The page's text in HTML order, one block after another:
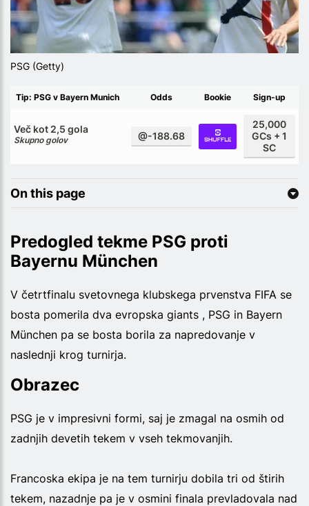
PSG (Getty)
Tip: PSG v Bayern Munich Odds Bookie Sign-up
Več kot 2,5 gola
Skupno golov @-188.68
25,000
GCs + 1
SC
On this page
Predogled tekme PSG proti
Bayernu München
V četrtfinalu svetovnega klubskega prvenstva FIFA se
bosta pomerila dva evropska giants , PSG in Bayern
München pa se bosta borila za napredovanje v
naslednji krog turnirja.
Obrazec
PSG je v impresivni formi, saj je zmagal na osmih od
zadnjih devetih tekem v vseh tekmovanjih.
Francoska ekipa je na tem turnirju dobila tri od štirih
tekem, nazadnje pa je v osmini finala prevladovala nad